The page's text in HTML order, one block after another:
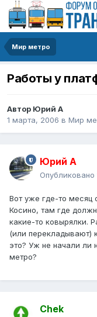
Мир метро
Работы у
Автор Юрий А
1 марта, 2006 в Мир
Юрий А
Опубликовано
Вот уже где-то
Косино, там где
какие-то ковырялки.
(или перекладывают)
это? Уж не начали ли
метро?
Chek